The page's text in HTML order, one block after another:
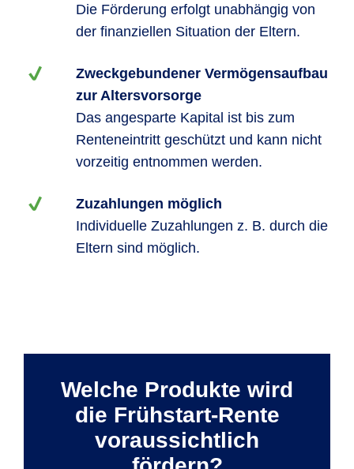
Die Förderung erfolgt unabhängig von
der finanziellen Situation der Eltern.
Zweckgebundener Vermögensaufbau
zur Altersvorsorge
Das angesparte Kapital ist bis zum
Renteneintritt geschützt und kann nicht
vorzeitig entnommen werden.
Zuzahlungen möglich
Individuelle Zuzahlungen z. B. durch die
Eltern sind möglich.
Welche Produkte wird
die Frühstart-Rente
voraussichtlich